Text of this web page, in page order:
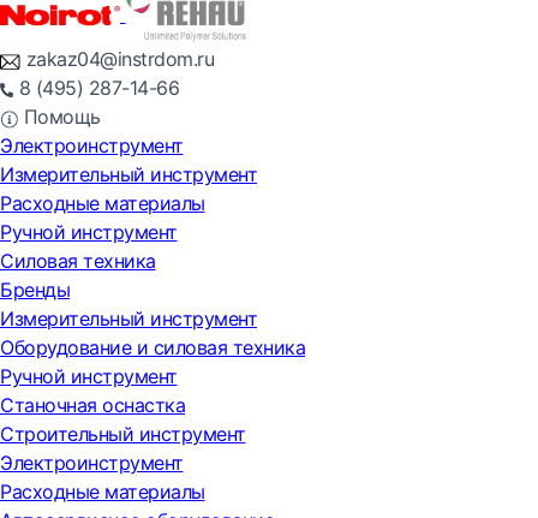
zakaz04@instrdom.ru
8 (495) 287-14-66
Помощь
Электроинструмент
Измерительный инструмент
Расходные материалы
Ручной инструмент
Силовая техника
Бренды
Измерительный инструмент
Оборудование и силовая техника
Ручной инструмент
Станочная оснастка
Строительный инструмент
Электроинструмент
Расходные материалы